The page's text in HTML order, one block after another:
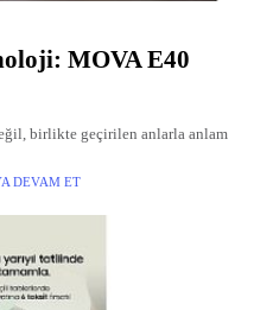
MOVA E40
birlikte geçirilen anlarla anlam
DEVAM ET